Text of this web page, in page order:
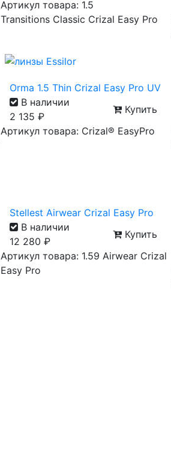
Артикул товара: 1.5
Transitions Classic Crizal Easy Pro
Orma 1.5 Thin Crizal Easy Pro UV
В наличии
2 135 ₽
Купить
Артикул товара: Crizal® EasyPro
Stellest Airwear Crizal Easy Pro
В наличии
12 280 ₽
Купить
Артикул товара: 1.59 Airwear Crizal
Easy Pro